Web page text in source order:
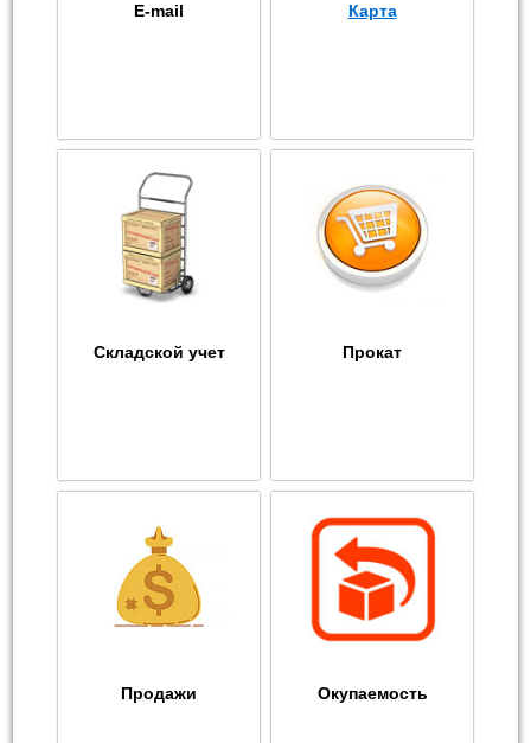
E-mail Карта
Складской учет Прокат
Продажи Окупаемость